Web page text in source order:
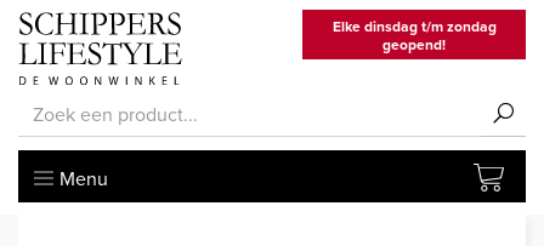
Elke dinsdag t/m zondag
geopend!
Menu